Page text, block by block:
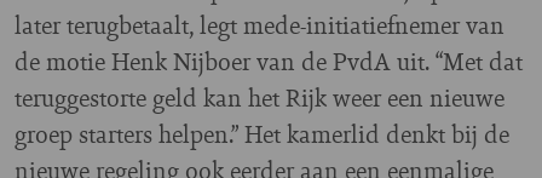
later terugbetaalt, legt mede-initiatiefnemer van
de motie Henk Nijboer van de PvdA uit. “Met dat
teruggestorte geld kan het Rijk weer een nieuwe
groep starters helpen.” Het kamerlid denkt bij de
nieuwe regeling ook eerder aan een eenmalige